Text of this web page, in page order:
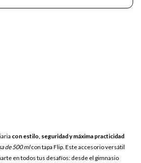
con estilo, seguridad y máxima practicidad
de 500 mlcon tapa Flip. Este accesorio versátil
en todos tus desafíos: desde el gimnasio